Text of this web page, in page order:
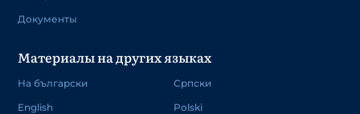
Документы
Материалы на других языках
На български
English
Српски
Polski